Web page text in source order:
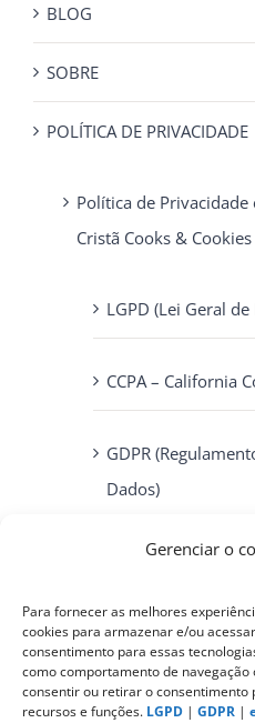
Gerenciar o
Para fornecer as melhores
cookies para armazenar e/ou
consentimento para essas
como comportamento de navegação
consentir ou retirar o
recursos e funções. LGPD | GDPR |
BLOG
SOBRE
POLÍTICA DE PRIVACIDADE
Política de Privacidade
Cristã Cooks &
LGPD (Lei Geral
CCPA – California
GDPR
Dados)
ePrivacy Directive
PIPEDA (Personal
and Electronic